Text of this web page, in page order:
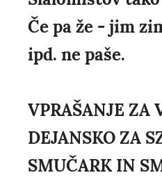
Če pa že - jim
ipd. ne paše.
VPRAŠANJE ZA
DEJANSKO ZA
SMUČARK IN